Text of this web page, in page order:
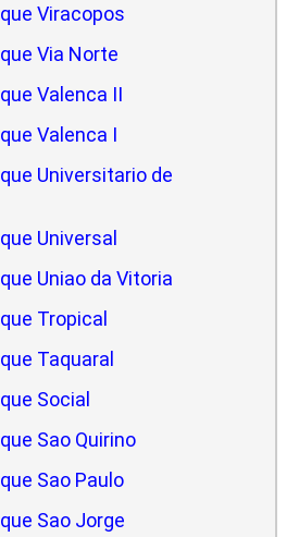
Viracopos
Via Norte
Valenca II
Valenca I
Universitario de
Universal
Uniao da Vitoria
Tropical
Taquaral
Social
Sao Quirino
Sao Paulo
Sao Jorge